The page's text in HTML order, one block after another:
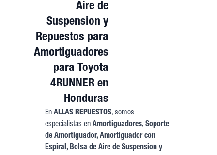
Aire de
Suspension y
Repuestos para
Amortiguadores
para Toyota
4RUNNER en
Honduras
En ALLAS REPUESTOS, somos
especialistas en Amortiguadores, Soporte
de Amortiguador, Amortiguador con
Espiral, Bolsa de Aire de Suspension y